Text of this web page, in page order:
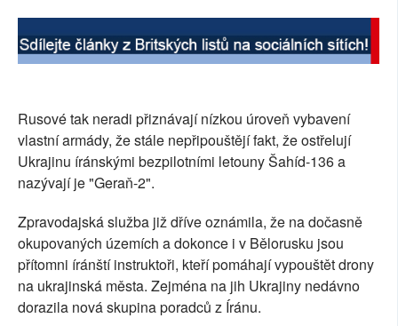
PLNÁ VERZE STRÁNEK
Rusové tak neradi přiznávají nízkou úroveň vybavení
vlastní armády, že stále nepřipouštějí fakt, že ostřelují
Ukrajinu íránskými bezpilotními letouny Šahíd-136 a
nazývají je "Geraň-2".
Zpravodajská služba již dříve oznámila, že na dočasně
okupovaných územích a dokonce i v Bělorusku jsou
přítomni íránští instruktoři, kteří pomáhají vypouštět drony
na ukrajinská města. Zejména na jih Ukrajiny nedávno
dorazila nová skupina poradců z Íránu.